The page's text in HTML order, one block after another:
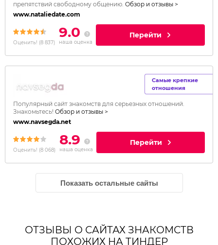
препятствий свободному общению. Обзор и отзывы >
www.nataliedate.com
Оценить! (8 837)
9.0
наша оценка
Перейти
Самые крепкие
отношения
Популярный сайт знакомств для серьезных отношений.
Знакомьтесь! Обзор и отзывы >
www.navsegda.net
Оценить! (8 068)
8.9
наша оценка
Перейти
Показать остальные сайты
ОТЗЫВЫ О САЙТАХ ЗНАКОМСТВ
ПОХОЖИХ НА ТИНДЕР